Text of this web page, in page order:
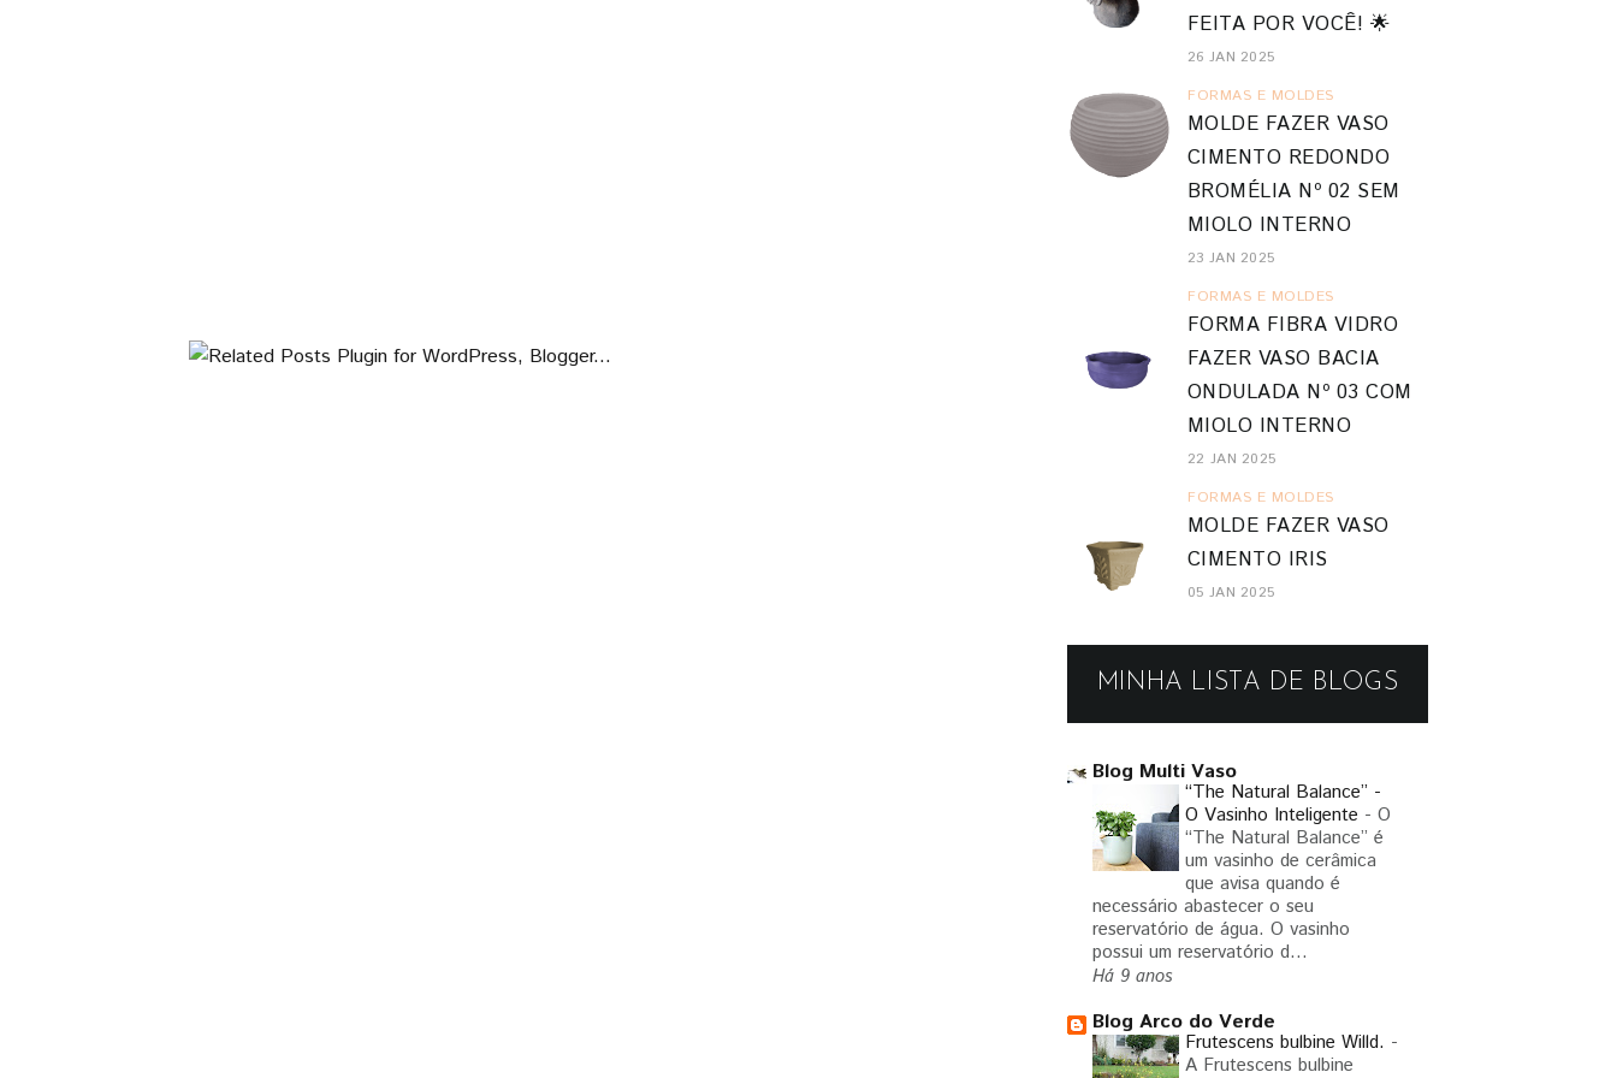
FEITA POR VOCÊ! 🌟
26 JAN 2025
FORMAS E MOLDES
MOLDE FAZER VASO
CIMENTO REDONDO
BROMÉLIA Nº 02 SEM
MIOLO INTERNO
23 JAN 2025
FORMAS E MOLDES
FORMA FIBRA VIDRO
FAZER VASO BACIA
ONDULADA Nº 03 COM
MIOLO INTERNO
22 JAN 2025
FORMAS E MOLDES
MOLDE FAZER VASO
CIMENTO IRIS
05 JAN 2025
MINHA LISTA DE BLOGS
Blog Multi Vaso
“The Natural Balance” -
O Vasinho Inteligente - O
“The Natural Balance” é
um vasinho de cerâmica
que avisa quando é
necessário abastecer o seu
reservatório de água. O vasinho
possui um reservatório d...
Há 9 anos
Blog Arco do Verde
Frutescens bulbine Willd. -
A Frutescens bulbine